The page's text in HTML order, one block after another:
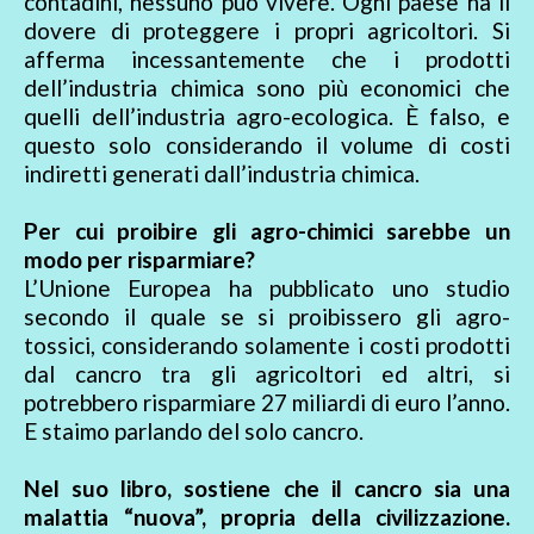
dovere di proteggere i propri agricoltori. Si
afferma incessantemente che i prodotti
dell’industria chimica sono più economici che
quelli dell’industria agro-ecologica. È falso, e
questo solo considerando il volume di costi
indiretti generati dall’industria chimica.
Per cui proibire gli agro-chimici sarebbe un
modo per risparmiare?
L’Unione Europea ha pubblicato uno studio
secondo il quale se si proibissero gli agro-
tossici, considerando solamente i costi prodotti
dal cancro tra gli agricoltori ed altri, si
potrebbero risparmiare 27 miliardi di euro l’anno.
E staimo parlando del solo cancro.
Nel suo libro, sostiene che il cancro sia una
malattia “nuova”, propria della civilizzazione.